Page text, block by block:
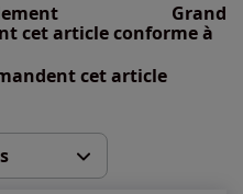
Grand
cet article conforme à
cet article